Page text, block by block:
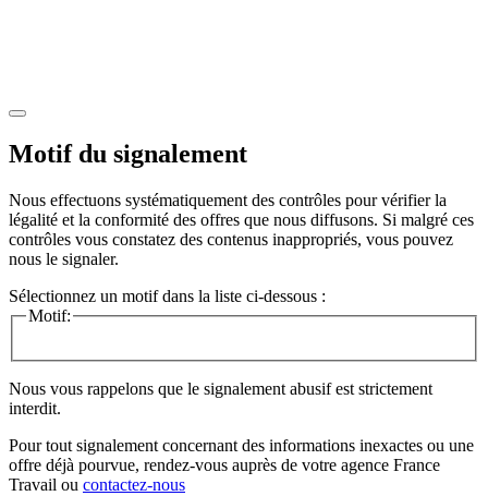
Motif du signalement
Nous effectuons systématiquement des contrôles pour vérifier la
légalité et la conformité des offres que nous diffusons. Si malgré ces
contrôles vous constatez des contenus inappropriés, vous pouvez
nous le signaler.
Sélectionnez un motif dans la liste ci-dessous :
Motif:
Nous vous rappelons que le signalement abusif est strictement
interdit.
Pour tout signalement concernant des informations inexactes ou une
offre déjà pourvue, rendez-vous auprès de votre agence France
Travail ou contactez-nous